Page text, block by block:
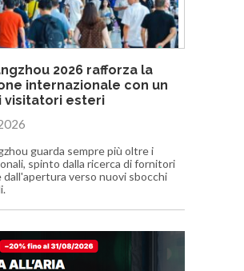
2026 rafforza la
internazionale con un
visitatori esteri
guarda sempre più oltre i
spinto dalla ricerca di fornitori
dall'apertura verso nuovi sbocchi